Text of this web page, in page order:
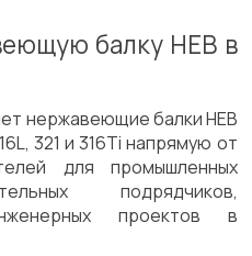
балку HEB в
нержавеющие балки HEB
321 и 316Ti напрямую от
для промышленных
подрядчиков,
проектов в